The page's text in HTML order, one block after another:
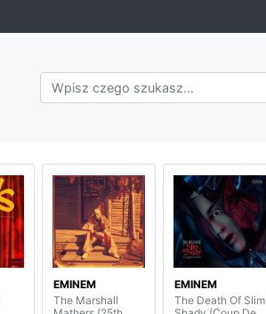
EMINEM
The Marshall
EMINEM
The Death Of Slim